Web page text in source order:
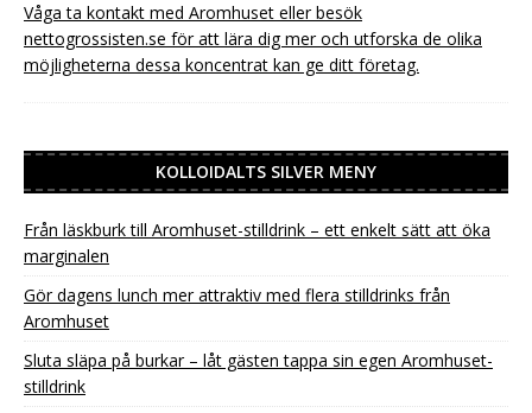
Våga ta kontakt med Aromhuset eller besök
nettogrossisten.se för att lära dig mer och utforska de olika
möjligheterna dessa koncentrat kan ge ditt företag.
KOLLOIDALTS SILVER MENY
Från läskburk till Aromhuset-stilldrink – ett enkelt sätt att öka
marginalen
Gör dagens lunch mer attraktiv med flera stilldrinks från
Aromhuset
Sluta släpa på burkar – låt gästen tappa sin egen Aromhuset-
stilldrink